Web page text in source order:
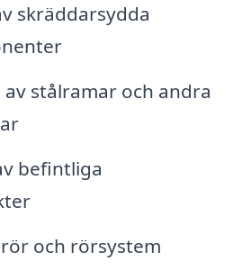
skräddarsydda
stålramar och andra
befintliga
och rörsystem